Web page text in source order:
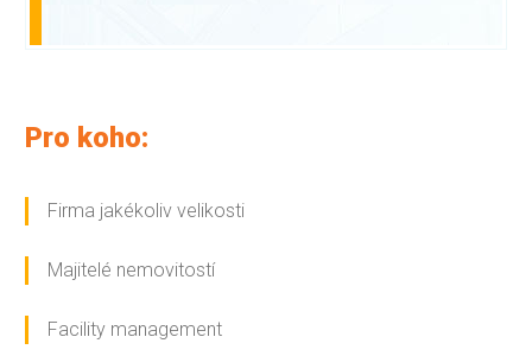
Pro koho:
Firma jakékoliv velikosti
Majitelé nemovitostí
Facility management